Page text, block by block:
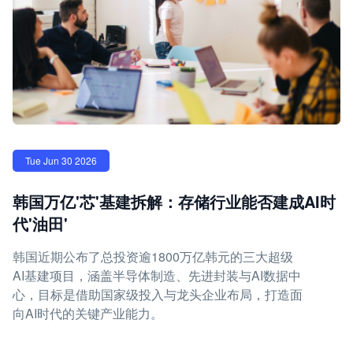
Tue Jun 30 2026
韩国万亿'芯'基建拆解：存储行业能否建成AI时
代'油田'
韩国近期公布了总投资逾1800万亿韩元的三大超级
AI基建项目，涵盖半导体制造、先进封装与AI数据中
心，目标是借助国家级投入与龙头企业布局，打造面
向AI时代的关键产业能力。